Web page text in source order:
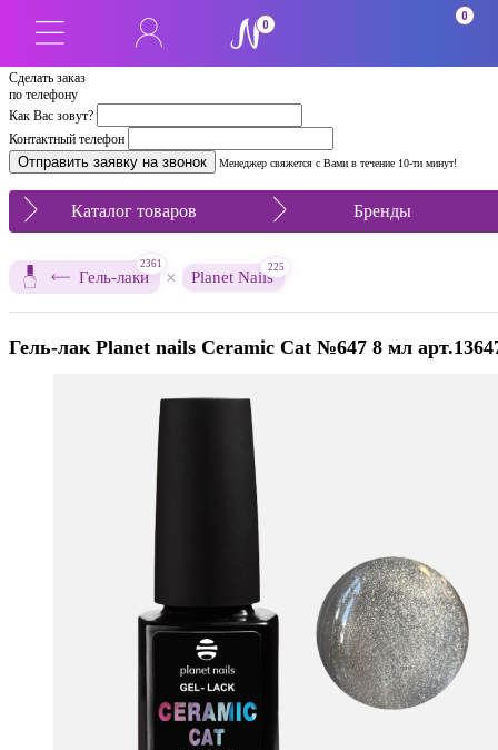
Сделать заказ
по телефону
Как Вас зовут?
Контактный телефон
Менеджер свяжется с Вами в течение 10-ти минут!
0
0
Каталог товаров Бренды
Гель-лаки
2361
× Planet Nails
225
Гель-лак Planet nails Ceramic Cat №647 8 мл